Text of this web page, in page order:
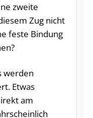
zweite
Zug nicht
feste Bindung
werden
Etwas
am